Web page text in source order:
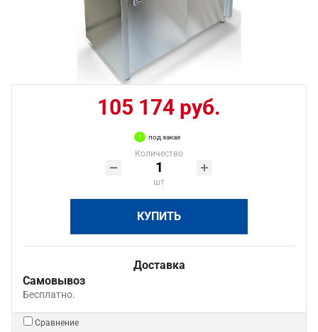
105 174 руб.
под заказ
Количество
шт
КУПИТЬ
Доставка
Самовывоз
Бесплатно.
Сравнение